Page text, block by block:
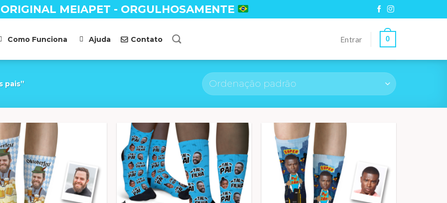
MEIAPET - ORGULHOSAMENTE
Como Funciona Ajuda Contato Entrar 0
pais”